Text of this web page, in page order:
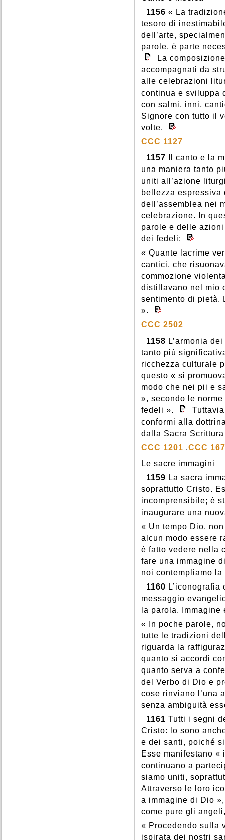
1156 « La
tesoro di
dell’arte,
parole, è parte
La
accompagnati da
alle celebrazioni
continua e sviluppa
con salmi, inni,
Signore con tutto il
volte.
CCC 1127
1157 Il canto e la
una maniera tanto
uniti all’azione
bellezza espressiva
dell’assemblea nei
celebrazione. In
parole e delle
dei fedeli:
« Quante lacrime
cantici, che
commozione
distillavano nel mio
sentimento di pietà.
».
CCC 2502
1158 L’armonia
tanto più
ricchezza culturale
questo « si
modo che nei pii e
», secondo le
fedeli ».
conformi alla
dalla Sacra
CCC 1201 ,CCC
Le sacre immagini
1159 La sacra
soprattutto Cristo.
incomprensibile; è
inaugurare una
« Un tempo Dio,
alcun modo essere
è fatto vedere nella
fare una immagine
noi contempliamo
1160
messaggio
la parola.
« In poche parole,
tutte le tradizioni
riguarda la
quanto si accordi
quanto serva a
del Verbo di Dio e
cose rinviano l’una
senza ambiguità
1161 Tutti i segni
Cristo: lo sono
e dei santi, poiché
Esse manifestano «
continuano a
siamo uniti,
Attraverso le loro
a immagine di Dio
come pure gli
« Procedendo sulla
ispirata dei nostri